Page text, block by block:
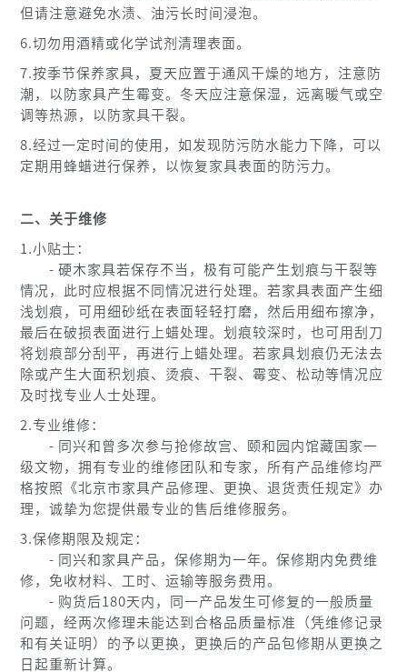
但请注意避免水渍、油污长时间浸泡。
6.切勿用酒精或化学试剂清理表面。
7.按季节保养家具，夏天应置于通风干燥的地方，注意防
潮，以防家具产生霉变。冬天应注意保湿，远离暖气或空
调等热源，以防家具干裂。
8.经过一定时间的使用，如发现防污防水能力下降，可以
定期用蜂蜡进行保养，以恢复家具表面的防污力。
二、关于维修
1.小贴士：
- 硬木家具若保存不当，极有可能产生划痕与干裂等
情况，此时应根据不同情况进行处理。若家具表面产生细
浅划痕，可用细砂纸在表面轻轻打磨，然后用细布擦净，
最后在破损表面进行上蜡处理。划痕较深时，也可用刮刀
将划痕部分刮平，再进行上蜡处理。若家具划痕仍无法去
除或产生大面积划痕、烫痕、干裂、霉变、松动等情况应
及时找专业人士处理。
2.专业维修：
- 同兴和曾多次参与抢修故宫、颐和园内馆藏国家一
级文物，拥有专业的维修团队和专家，所有产品维修均严
格按照《北京市家具产品修理、更换、退货责任规定》办
理，诚挚为您提供最专业的售后维修服务。
3.保修期限及规定：
- 同兴和家具产品，保修期为一年。保修期内免费维
修，免收材料、工时、运输等服务费用。
- 购货后180天内，同一产品发生可修复的一般质量
问题，经两次修理未能达到合格品质量标准（凭维修记录
和有关证明）的予以更换，更换后的产品包修期从更换之
日起重新计算。